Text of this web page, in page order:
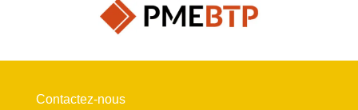
Contactez-nous